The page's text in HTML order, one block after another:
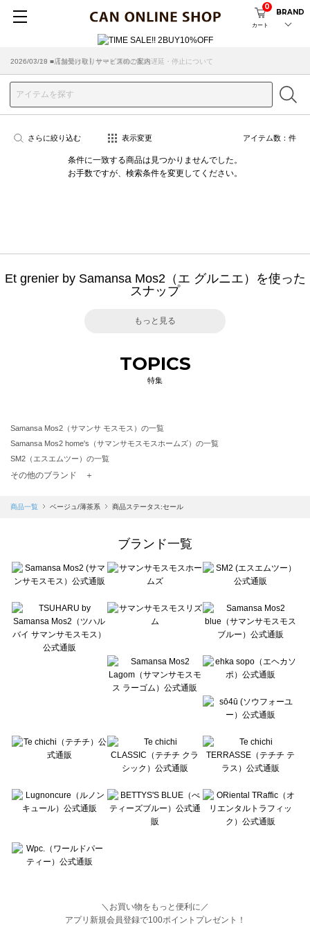
カート
0
BRAND
2026/07/29 ■【お知らせ】ヤマト運輸の配送遅延・停止について
2026/03/18 ■店舗受け取りサービスのご案内
さらに絞り込む 表示変更 アイテム数： 件
条件に一致する商品は見つかりませんでした。
お手数ですが、検索条件を変更してください。
Et grenier by Samansa Mos2（エ グルニエ）を使った
スナップ
もっと見る
TOPICS
特集
Samansa Mos2（サマンサ モスモス）の一覧
Samansa Mos2 home's（サマンサモスモスホームズ）の一覧
SM2（エスエムツー）の一覧
TSUHARU by Samansa Mos2（ツハルバイサマンサモスモス）の一覧
Samansa Mos2 blue（サマンサモスモス ブルー）の一覧
Te chichi（テチチ）の一覧
Te chichi CLASSIC（テチチ クラシック）の一覧
Lugnoncure（ルノンキュール）の一覧
BETTY'S BLUE（べティーズブルー）の一覧
Wpc.（ワールドパーティー）の一覧
その他のブランド ＋
商品一覧 ベージュ/薄茶系 商品ステータス:セール
ブランド一覧
＼お買い物をもっと便利に／
アプリ新規会員登録で100ポイントプレゼント！